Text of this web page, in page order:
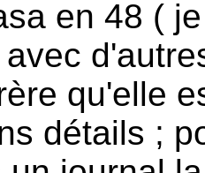
en 48 (
qu'elle
détails ;